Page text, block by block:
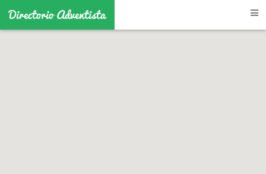
Directorio Adventista